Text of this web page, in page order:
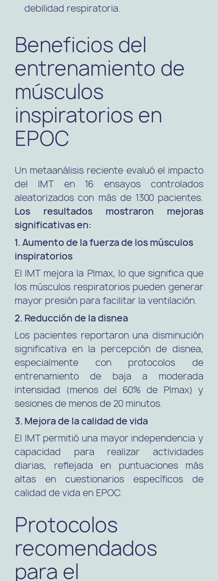
debilidad respiratoria.
Beneficios del
entrenamiento de
músculos
inspiratorios en
EPOC
Un metaanálisis reciente evaluó el impacto
del IMT en 16 ensayos controlados
aleatorizados con más de 1300 pacientes.
Los resultados mostraron mejoras
significativas en:
1. Aumento de la fuerza de los músculos
inspiratorios
El IMT mejora la PImax, lo que significa que
los músculos respiratorios pueden generar
mayor presión para facilitar la ventilación.
2. Reducción de la disnea
Los pacientes reportaron una disminución
significativa en la percepción de disnea,
especialmente con protocolos de
entrenamiento de baja a moderada
intensidad (menos del 60% de PImax) y
sesiones de menos de 20 minutos.
3. Mejora de la calidad de vida
El IMT permitió una mayor independencia y
capacidad para realizar actividades
diarias, reflejada en puntuaciones más
altas en cuestionarios específicos de
calidad de vida en EPOC.
Protocolos
recomendados
para el